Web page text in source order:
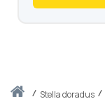
Iniciostella doradus